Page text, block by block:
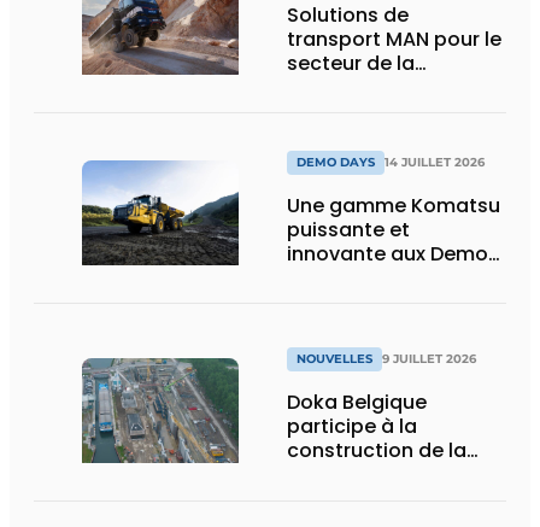
Solutions de
transport MAN pour le
secteur de la
DEMO DAYS 14 JUILLET 2026
Une gamme Komatsu
puissante et
innovante aux Demo
NOUVELLES 9 JUILLET 2026
Doka Belgique
participe à la
construction de la